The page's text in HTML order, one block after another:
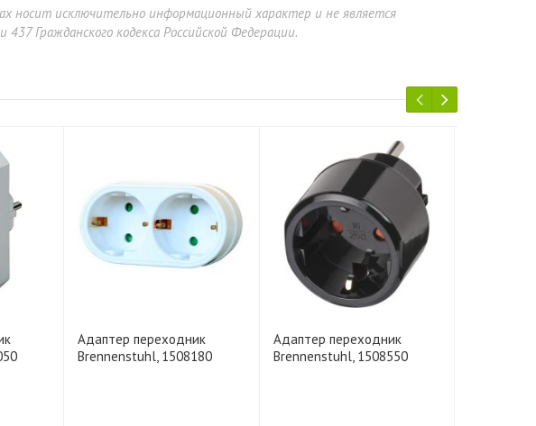
носит исключительно информационный характер и не является
Гражданского кодекса Российской Федерации.
Адаптер переходник
Brennenstuhl, 1508180
Адаптер переходник
Brennenstuhl, 1508550